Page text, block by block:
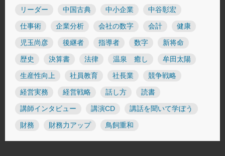
リーダー 中国古典 中小企業 中谷彰宏
仕事術 企業分析 会社の数字 会計 健康
児玉尚彦 後継者 指導者 数字 新将命
歴史 決算書 法律 温泉 癒し 牟田太陽
生産性向上 社員教育 社長業 競争戦略
経営実務 経営戦略 話し方 読書
講師インタビュー 講演CD 講話を聞いて学ぼう
財務 財務力アップ 鳥飼重和